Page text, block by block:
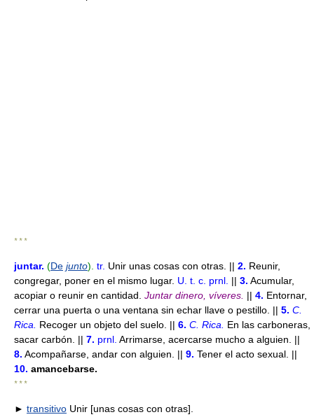
* * *
juntar. (De junto). tr. Unir unas cosas con otras. || 2. Reunir,
congregar, poner en el mismo lugar. U. t. c. prnl. || 3. Acumular,
acopiar o reunir en cantidad. Juntar dinero, víveres. || 4. Entornar,
cerrar una puerta o una ventana sin echar llave o pestillo. || 5. C.
Rica
Recoger un objeto del suelo. || 6. C. Rica
En las carboneras,
sacar carbón. || 7. prnl. Arrimarse, acercarse mucho a alguien. ||
8. Acompañarse, andar con alguien. || 9. Tener el acto sexual. ||
10. amancebarse.
* * *
► transitivo Unir [unas cosas con otras].